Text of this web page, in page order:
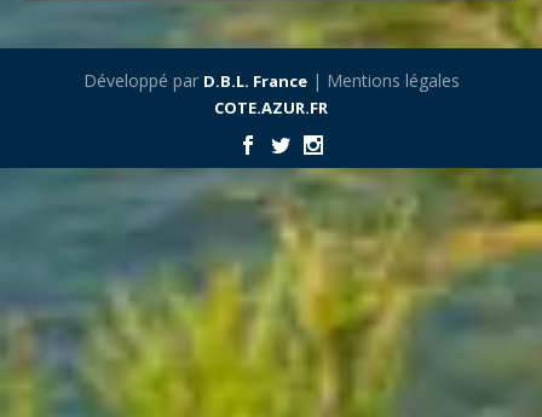
Développé par D.B.L. France| Mentions légales
COTE.AZUR.FR